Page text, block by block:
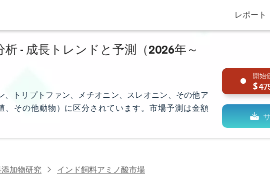
レポート
- 成長トレンドと予測（2026年～
トリプトファン、メチオニン、スレオニン、その他ア
その他動物）に区分されています。市場予測は金額
加物研究 インド飼料アミノ酸市場